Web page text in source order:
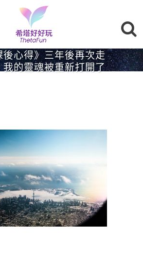
後心得》三年後再次走
我的靈魂被重新打開了